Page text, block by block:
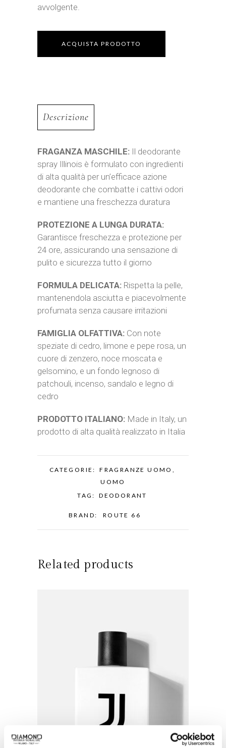
avvolgente.
ACQUISTA PRODOTTO
Descrizione
FRAGANZA MASCHILE: Il deodorante
spray Illinois è formulato con ingredienti
di alta qualità per un’efficace azione
deodorante che combatte i cattivi odori
e mantiene una freschezza duratura
PROTEZIONE A LUNGA DURATA:
Garantisce freschezza e protezione per
24 ore, assicurando una sensazione di
pulito e sicurezza tutto il giorno
FORMULA DELICATA: Rispetta la pelle,
mantenendola asciutta e piacevolmente
profumata senza causare irritazioni
FAMIGLIA OLFATTIVA: Con note
speziate di cedro, limone e pepe rosa, un
cuore di zenzero, noce moscata e
gelsomino, e un fondo legnoso di
patchouli, incenso, sandalo e legno di
cedro
PRODOTTO ITALIANO: Made in Italy, un
prodotto di alta qualità realizzato in Italia
CATEGORIE: FRAGRANZE UOMO ,
UOMO
TAG:
DEODORANT
BRAND: ROUTE 66
Related products